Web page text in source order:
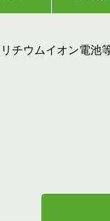
チウムイオン電池